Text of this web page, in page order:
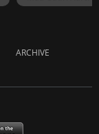
ARCHIVE